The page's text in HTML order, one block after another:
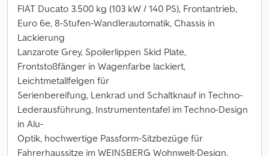
FIAT Ducato 3.500 kg (103 kW / 140 PS), Frontantrieb,
Euro 6e, 8-Stufen-Wandlerautomatik, Chassis in
Lackierung
Lanzarote Grey, Spoilerlippen Skid Plate,
Frontstoßfänger in Wagenfarbe lackiert,
Leichtmetallfelgen für
Serienbereifung, Lenkrad und Schaltknauf in Techno-
Lederausführung, Instrumententafel im Techno-Design
in Alu-
Optik, hochwertige Passform-Sitzbezüge für
Fahrerhaussitze im WEINSBERG Wohnwelt-Design,